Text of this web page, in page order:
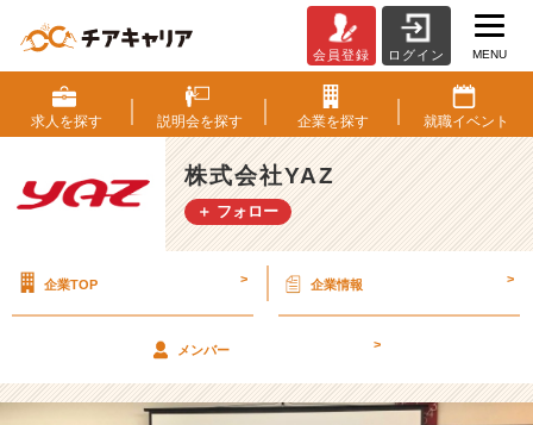
定
者
研
修
を
終
じ
と
【株
会員登録 ログイン MENU
求人を探す 説明会を探す 企業を探す 就職イベント
株式会社YAZ
＋ フォロー
企業TOP > 企業情報 >
メンバー >